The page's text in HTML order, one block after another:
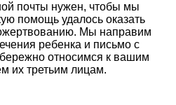
почты нужен, чтобы мы
помощь удалось оказать
Мы направим
ребенка и письмо с
относимся к вашим
их третьим лицам.